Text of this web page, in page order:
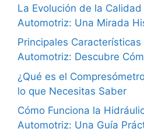
La Evolución de la
Automotriz: Una Mirada
Principales
Automotriz: Descubre
¿Qué es el
lo que Necesitas Saber
Cómo Funciona la
Automotriz: Una Guía